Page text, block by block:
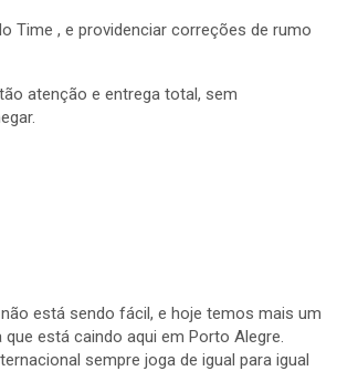
Time , e providenciar correções de rumo
atenção e entrega total, sem
está sendo fácil, e hoje temos mais um
está caindo aqui em Porto Alegre.
sempre joga de igual para igual